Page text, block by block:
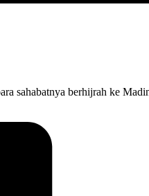
sahabatnya berhijrah ke